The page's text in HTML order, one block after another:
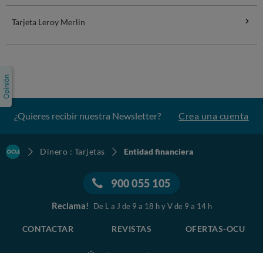
Tarjeta Leroy Merlin
¿Quieres recibir nuestra Newsletter? Crea una cuenta
Dinero : Tarjetas Entidad financiera
900 055 105
Reclama! De L a J de 9 a 18 h y V de 9 a 14 h
CONTACTAR REVISTAS OFERTAS-OCU